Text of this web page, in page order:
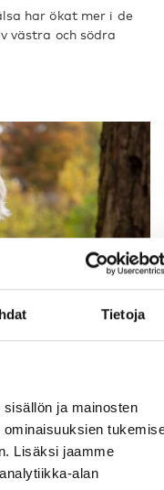
Tietoja
ja mainosten
Lisäksi jaamme
alan
har ökat mer i de
västra och södra